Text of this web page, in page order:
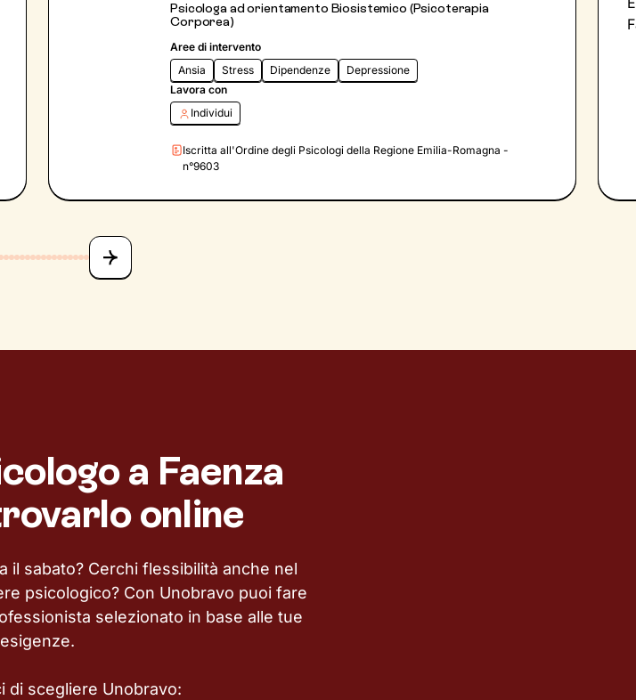
Psicologa ad orientamento Biosistemico (Psicoterapia
Corporea)
Aree di intervento
Ansia
Stress Dipendenze
Depressione
Lavora con
Individui
Iscritta all'Ordine degli Psicologi della Regione Emilia-Romagna -
n°9603
a Faenza
online
il sabato? Cerchi flessibilità anche nel
psicologico? Con Unobravo puoi fare
selezionato in base alle tue
esigenze.
di scegliere Unobravo: